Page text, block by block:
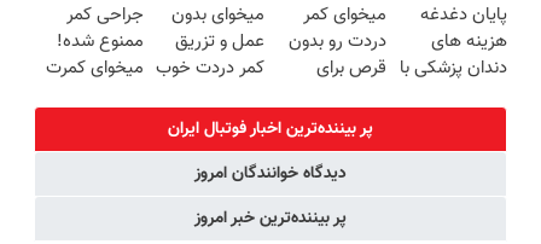
برگردون
(40%off)
در باشگاه
انقلاب
پایان دغدغه
هزینه های
دندان پزشکی با
میخوای کمر
دردت رو بدون
قرص برای
کنی؟
(◂پرسش‌نامه
رو پر کن)
میخوای بدون
عمل و تزریق
کمر دردت خوب
◂پرسش‌نامه رو
پرکن
جراحی کمر
ممنوع شده!
میخوای کمرت
((پرسش‌نامه))
پر بیننده‌ترین اخبار فوتبال ايران
دیدگاه خوانندگان امروز
پر بیننده‌ترین خبر امروز